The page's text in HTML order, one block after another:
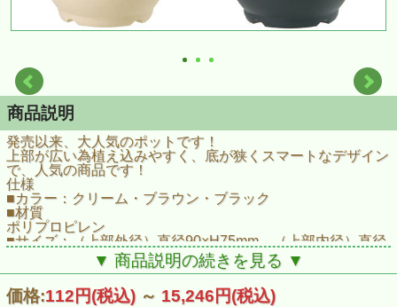
商品説明
発売以来、大人気のポットです！
上部が広い為植え込みやすく、底が狭くスマートなデザイン
で、人気の商品です！
仕様
■カラー：クリーム・ブラウン・ブラック
■材質
ポリプロピレン
■サイズ：（上部外径）直径90×H75mm、（上部内径）直径
（下部外径）直径45mm
■容量：0.2L
■材質：ポリプロピレン
▼ 商品説明の続きを見る ▼
価格:112円(税込) ～ 15,246円(税込)